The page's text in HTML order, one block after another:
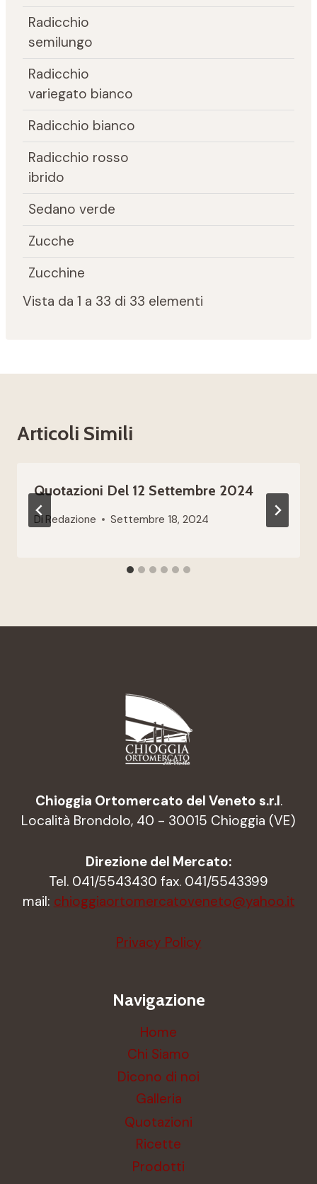
Radicchio
semilungo
Radicchio
variegato bianco
Radicchio bianco
Radicchio rosso
ibrido
Sedano verde
Zucche
Zucchine
Vista da 1 a 33 di 33 elementi
Articoli Simili
Quotazioni Del 12 Settembre 2024
Di Redazione Settembre 18, 2024
Chioggia Ortomercato del Veneto s.r.l.
Località Brondolo, 40 - 30015 Chioggia (VE)
Direzione del Mercato:
Tel. 041/5543430 fax. 041/5543399
mail: chioggiaortomercatoveneto@yahoo.it
Privacy Policy
Navigazione
Home
Chi Siamo
Dicono di noi
Galleria
Quotazioni
Ricette
Prodotti